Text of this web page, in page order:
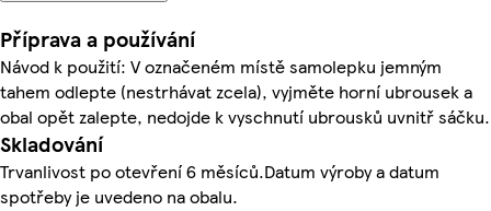
Příprava a používání
Návod k použití: V označeném místě samolepku jemným
tahem odlepte (nestrhávat zcela), vyjměte horní ubrousek a
obal opět zalepte, nedojde k vyschnutí ubrousků uvnitř sáčku.
Skladování
Trvanlivost po otevření 6 měsíců.Datum výroby a datum
spotřeby je uvedeno na obalu.